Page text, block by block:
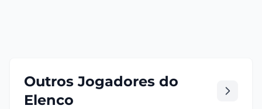
Outros Jogadores do
Elenco